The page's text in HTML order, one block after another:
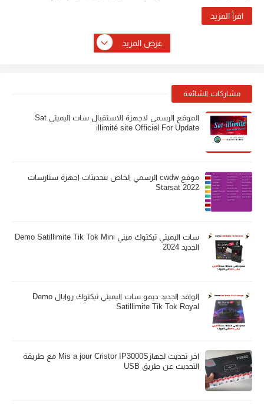
اقرأ المزيد
عرض المزيد
مشاركات الشائعة
الموقع الرسمي لاجهزة الاستقبال سات اليميتي Sat
illimité site Officiel For Update
موقع cwdw الرسمي الخاص بتحديثات اجهزة ستارسات
Starsat 2022
سات اليميتي تيكتوك ميني Demo Satillimite Tik Tok Mini
الجديد 2024
الوافد الجديد ديمو سات اليميتي تيكتوك روايال Demo
Satillimite Tik Tok Royal
اخر تحديث لجهازMis a jour Cristor IP3000S مع طريقة
التحديث عن طريق USB